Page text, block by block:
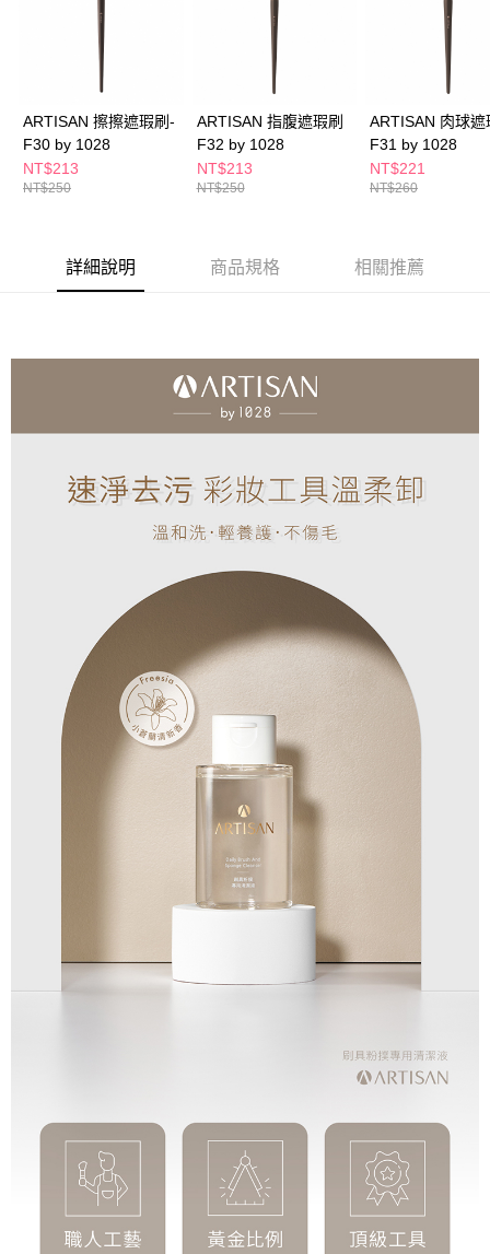
２．關於個人資料處理事宜，請瀏覽以下網址：
https://aftee.tw/terms/#terms3
３．未成年的使用者請事先徵得法定代理人或監護人之同意方可使用
「AFTEE先享後付」，若未經同意申辦者引起之損失，本公司不負相關責
４．使用「AFTEE先享後付」時，將依據個別帳號之用戶狀況，依本公司即
時審查核予不同之上限額度；若仍有額度不足之情形，本公司將視審查結果
請求用戶進行身份認證。
５．嚴禁一人註冊多個帳號或使用他人資訊註冊。若發現惡意使用之情形，
付款後7-11取貨
每筆NT$65，滿NT$490(含以上)免運費
付款後寶雅門市自取(由倉庫統一出貨)
每筆NT$80，滿NT$290(含以上)免運費
ARTISAN 擦擦遮瑕刷-
F30 by 1028
NT$213
NT$250
ARTISAN 指腹遮瑕刷
F32 by 1028
NT$213
NT$250
ARTISAN 肉球遮
F31 by 1028
NT$221
NT$260
詳細說明 商品規格 相關推薦